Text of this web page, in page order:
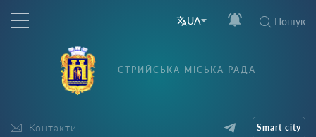
UA Пошук
Контакти
СТРИЙСЬКА МІСЬКА РАДА
Smart city